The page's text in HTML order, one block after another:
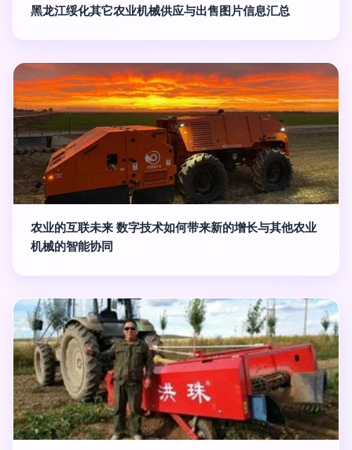
黑龙江绥化其它农业机械供应与出售图片信息汇总
农业的互联未来 数字技术如何带来新的增长与其他农业
机械的智能协同